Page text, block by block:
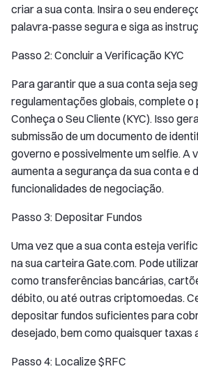
criar a sua conta. Insira o seu
palavra-passe segura e siga as
Passo 2: Concluir a Verificação KYC
Para garantir que a sua conta seja
regulamentações globais, complete o
Conheça o Seu Cliente (KYC). Isso
submissão de um documento de
governo e possivelmente um selfie. A
aumenta a segurança da sua conta e
funcionalidades de negociação.
Passo 3: Depositar Fundos
Uma vez que a sua conta esteja
na sua carteira Gate.com. Pode
como transferências bancárias,
débito, ou até outras criptomoedas.
depositar fundos suficientes para
desejado, bem como quaisquer taxas
Passo 4: Localize $RFC